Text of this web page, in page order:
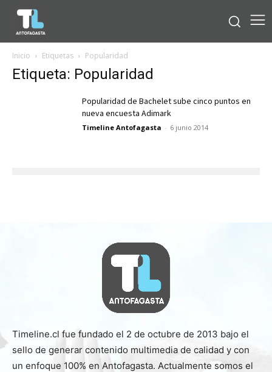
Inicio Etiquetas Popularidad
Etiqueta: Popularidad
Popularidad de Bachelet sube cinco puntos en
nueva encuesta Adimark
Timeline Antofagasta - 6 junio 2014
Timeline.cl fue fundado el 2 de octubre de 2013 bajo el
sello de generar contenido multimedia de calidad y con
un enfoque 100% en Antofagasta. Actualmente somos el